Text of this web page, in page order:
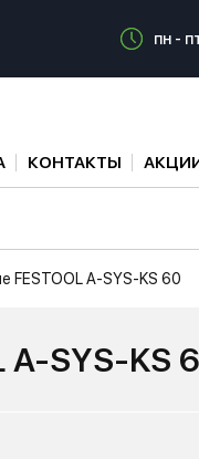
пн -
КОНТАКТЫ
A-SYS-KS 60
SYS-KS